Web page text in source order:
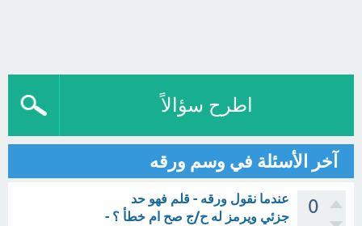
اطرح سؤالاً
آخر الأسئلة في وسم ورقه
0
عندما نقول ورقه - قلم فهو حد
جزئي ويرمز له ح/ج صح ام خطأ ؟ -